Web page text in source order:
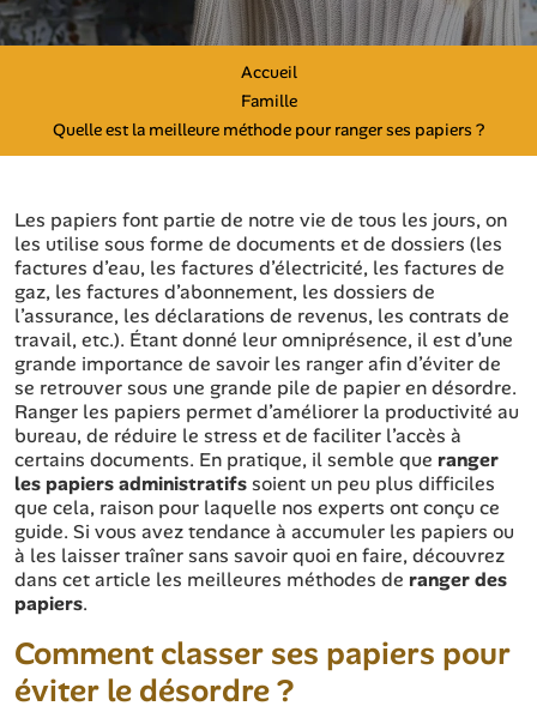
Accueil
Famille
Quelle est la meilleure méthode pour ranger ses papiers ?
Les papiers font partie de notre vie de tous les jours, on
les utilise sous forme de documents et de dossiers (les
factures d’eau, les factures d’électricité, les factures de
gaz, les factures d’abonnement, les dossiers de
l’assurance, les déclarations de revenus, les contrats de
travail, etc.). Étant donné leur omniprésence, il est d’une
grande importance de savoir les ranger afin d’éviter de
se retrouver sous une grande pile de papier en désordre.
Ranger les papiers permet d’améliorer la productivité au
bureau, de réduire le stress et de faciliter l’accès à
certains documents. En pratique, il semble que ranger
les papiers administratifssoient un peu plus difficiles
que cela, raison pour laquelle nos experts ont conçu ce
guide. Si vous avez tendance à accumuler les papiers ou
à les laisser traîner sans savoir quoi en faire, découvrez
dans cet article les meilleures méthodes de ranger des
papiers.
Comment classer ses papiers pour
éviter le désordre ?